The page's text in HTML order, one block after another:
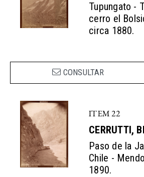
Tupungato -
cerro el
circa 1880.
CONSULTAR
ITEM 22
CERRUTTI,
Paso de la
Chile -
1890.